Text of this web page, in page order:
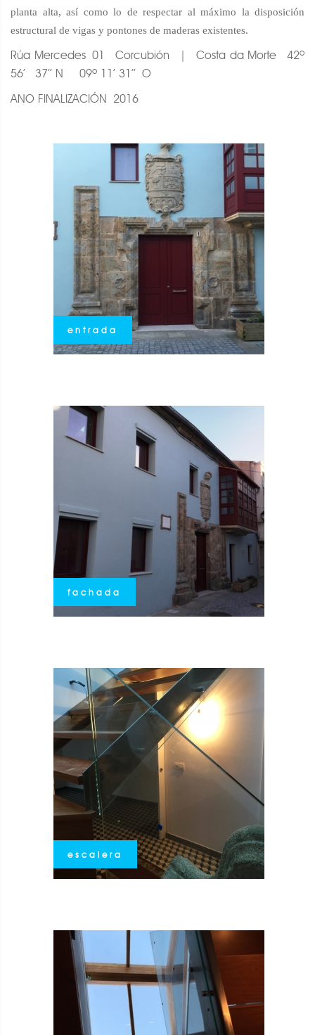
planta alta, así como lo de respectar al máximo la disposición
estructural de vigas y pontones de maderas existentes.
Rúa Mercedes 01 Corcubión | Costa da Morte 42º
56’ 37’’ N 09º 11’ 31’’ O
ANO FINALIZACIÓN 2016
entrada
fachada
escalera